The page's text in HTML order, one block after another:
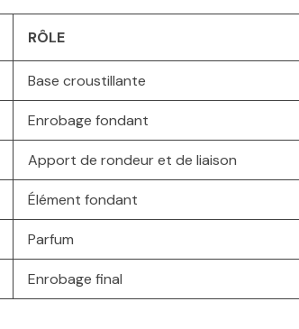
RÔLE
Base croustillante
Enrobage fondant
Apport de rondeur et de liaison
Élément fondant
Parfum
Enrobage final